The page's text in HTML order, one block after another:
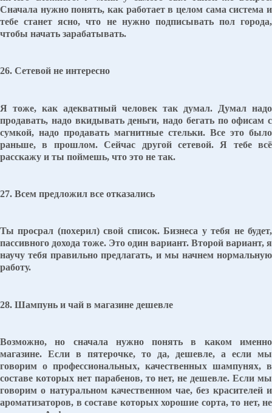
Сначала нужно понять, как работает в целом сама система и
тебе станет ясно, что не нужно подписывать пол города,
чтобы начать зарабатывать.
26. Сетевой не интересно
Я тоже, как адекватный человек так думал. Думал надо
продавать, надо вкидывать деньги, надо бегать по офисам с
сумкой, надо продавать магнитные стельки. Все это было
раньше, в прошлом. Сейчас другой сетевой. Я тебе всё
расскажу и ты поймешь, что это не так.
27. Всем предложил все отказались
Ты просрал (похерил) свой список. Бизнеса у тебя не будет,
пассивного дохода тоже. Это один вариант. Второй вариант, я
научу тебя правильно предлагать, и мы начнем нормальную
работу.
28. Шампунь и чай в магазине дешевле
Возможно, но сначала нужно понять в каком именно
магазине. Если в пятерочке, то да, дешевле, а если мы
говорим о профессиональных, качественных шампунях, в
составе которых нет парабенов, то нет, не дешевле. Если мы
говорим о натуральном качественном чае, без красителей и
ароматизаторов, в составе которых хорошие сорта, то нет, не